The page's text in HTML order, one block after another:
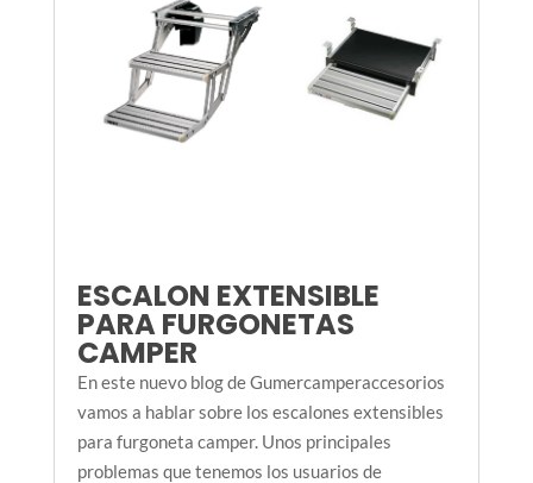
ESCALON EXTENSIBLE
PARA FURGONETAS
CAMPER
En este nuevo blog de Gumercamperaccesorios
vamos a hablar sobre los escalones extensibles
para furgoneta camper. Unos principales
problemas que tenemos los usuarios de